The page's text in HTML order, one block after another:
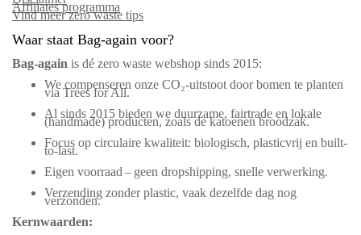
Affiliates programma
Vind meer zero waste tips
Waar staat Bag-again voor?
Bag‑again is dé zero waste webshop sinds 2015:
We compenseren onze CO₂-uitstoot door bomen te planten
via Trees for All.
Al sinds 2015 bieden we duurzame, fairtrade en lokale
(handmade) producten, zoals de katoenen broodzak.
Focus op circulaire kwaliteit: biologisch, plasticvrij en built-
to-last.
Eigen voorraad – geen dropshipping, snelle verwerking.
Verzending zonder plastic, vaak dezelfde dag nog
verzonden.
Kernwaarden: